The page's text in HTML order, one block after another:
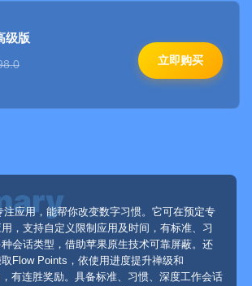
级版
立即购买
注应用，能帮你改变数字习惯。它可在预定专
，支持自定义限制应用及时间，有标准、习
会话类型，借助苹果原生技术可靠屏蔽。还
Flow Points，依使用进度提升禅级和
有连胜奖励。具备标准、习惯、深度工作会话